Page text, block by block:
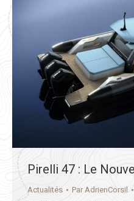
Pirelli 47 : Le
Actualités ParAdrienCorsil